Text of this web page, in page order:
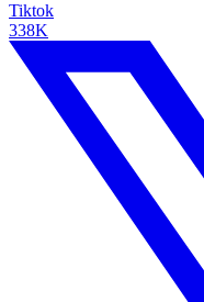
Tiktok
338K